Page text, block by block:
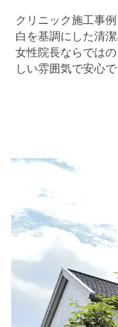
クリニック施工事
白を基調にした清
女性院長ならでは
しい雰囲気で安心